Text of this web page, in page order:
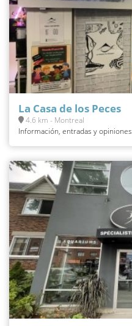
La Casa de los Peces
4.6 km - Montreal
Información, entradas y opiniones